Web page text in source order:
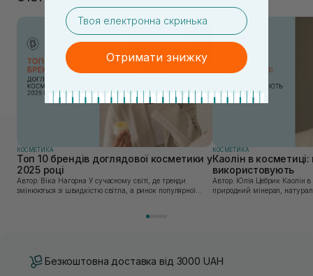
КОСМЕТИКА
Топ 10 брендів доглядової косметики у
2025 році
Автор: Віка Нагорна У сучасному світі, де тренди
змінюються зі швидкістю світла, а ринок популярної
КОСМЕТИКА
Каолін в
використовують
Автор: Юлія Цебрик Каолін в косметології – це
природний мінерал,
Безкоштовна доставка від 3000 UAH
email
Отримати знижку